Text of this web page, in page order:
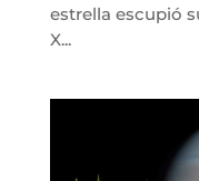
estrella escupió
X...